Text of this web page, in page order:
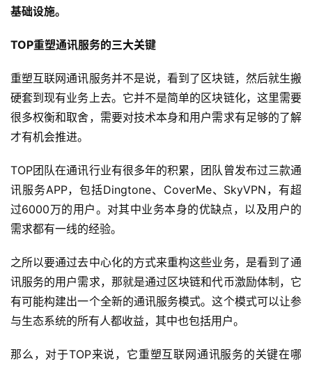
基础设施。
TOP重塑通讯服务的三大关键
重塑互联网通讯服务并不是说，看到了区块链，然后就生搬
硬套到现有业务上去。它并不是简单的区块链化，这里需要
很多权衡和取舍，需要对技术本身和用户需求有足够的了解
才有机会推进。
TOP团队在通讯行业有很多年的积累，团队曾发布过三款通
讯服务APP，包括Dingtone、CoverMe、SkyVPN，有超
过6000万的用户。对其中业务本身的优缺点，以及用户的
需求都有一线的经验。
之所以要通过去中心化的方式来重构这些业务，是看到了通
讯服务的用户需求，那就是通过区块链和代币激励体制，它
有可能构建出一个全新的通讯服务模式。这个模式可以让参
与生态系统的所有人都收益，其中也包括用户。
那么，对于TOP来说，它重塑互联网通讯服务的关键在哪